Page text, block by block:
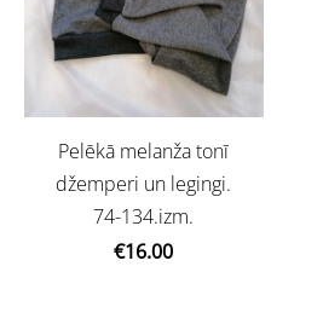
Pelēkā melanža tonī
džemperi un legingi.
74-134.izm.
€16.00